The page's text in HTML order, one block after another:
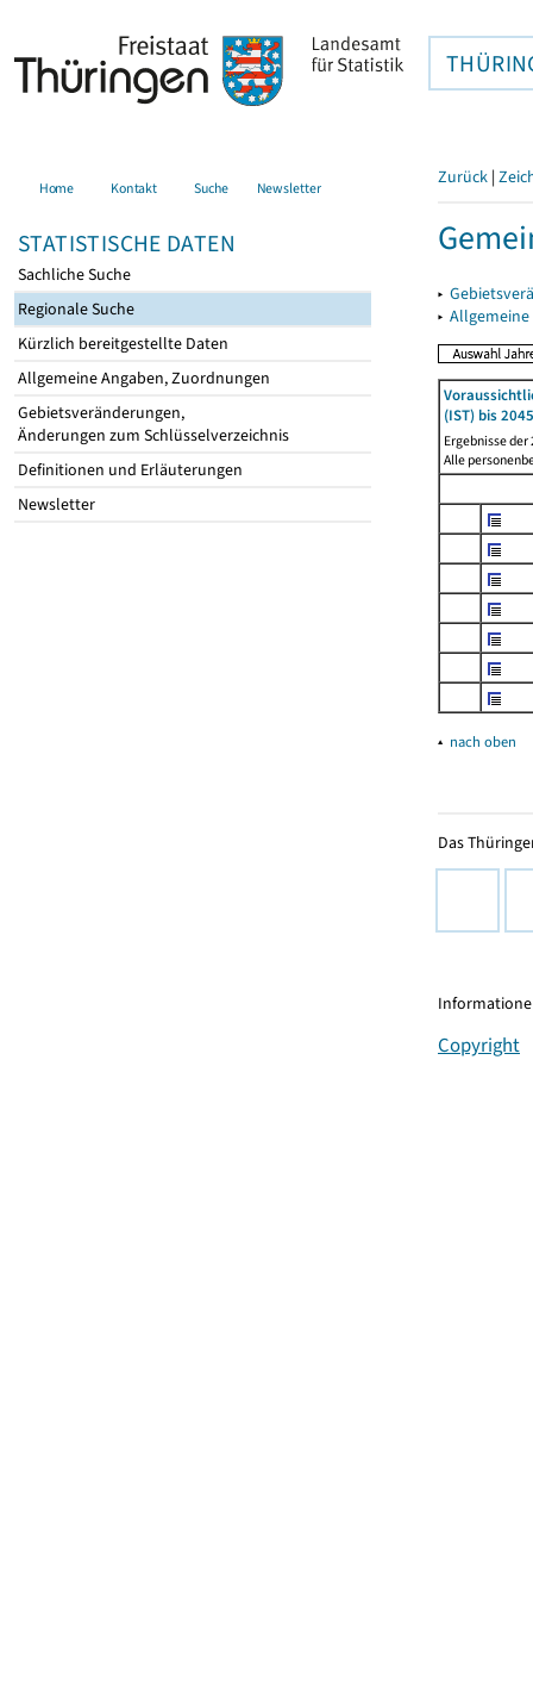
Home Kontakt Suche Newsletter
STATISTISCHE DATEN
Sachliche Suche
Regionale Suche
Kürzlich bereitgestellte Daten
Allgemeine Angaben, Zuordnungen
Gebietsveränderungen,
Änderungen zum Schlüsselverzeichnis
Definitionen und Erläuterungen
Newsletter
Zurück |
▸
▸
(IST) bis
Ergebnisse
Alle
▴ nach oben
Das
Copyright